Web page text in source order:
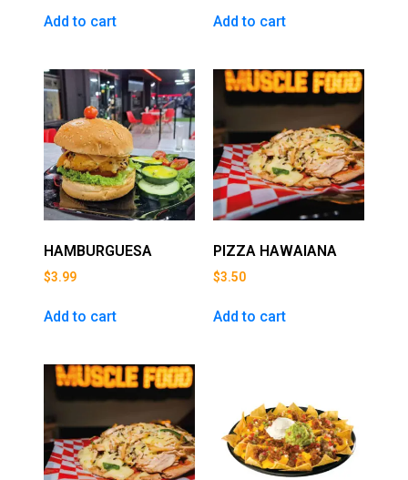
Add to cart Add to cart
HAMBURGUESA
$3.99
Add to cart
PIZZA HAWAIANA
$3.50
Add to cart